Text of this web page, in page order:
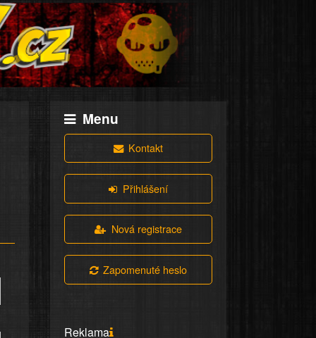
Menu
Kontakt
Přihlášení
Nová registrace
Zapomenuté heslo
Reklama